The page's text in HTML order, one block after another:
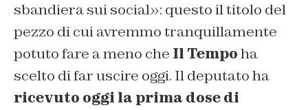
sbandiera sui social»: questo il titolo del
pezzo di cui avremmo tranquillamente
potuto fare a meno che Il Tempoha
scelto di far uscire oggi. Il deputato ha
ricevuto oggi la prima dose di